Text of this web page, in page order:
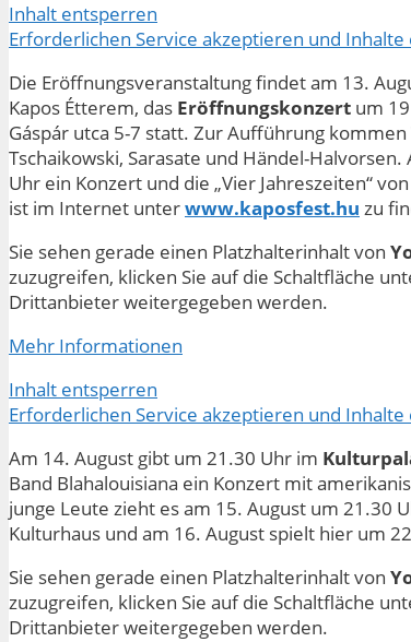
Inhalt entsperren
Erforderlichen Service akzeptieren und
Die Eröffnungsveranstaltung findet am 13.
Kapos Étterem, das Eröffnungskonzert um
Gáspár utca 5-7 statt. Zur Aufführung
Tschaikowski, Sarasate und Händel-
Uhr ein Konzert und die „Vier Jahreszeiten“
ist im Internet unterwww.kaposfest.hu zu
Sie sehen gerade einen Platzhalterinhalt von
zuzugreifen, klicken Sie auf die Schaltfläche
Drittanbieter weitergegeben werden.
Mehr Informationen
Inhalt entsperren
Erforderlichen Service akzeptieren und
Am 14. August gibt um 21.30 Uhr im
Band Blahalouisiana ein Konzert mit
junge Leute zieht es am 15. August um 21.30
Kulturhaus und am 16. August spielt hier um
Sie sehen gerade einen Platzhalterinhalt von
zuzugreifen, klicken Sie auf die Schaltfläche
Drittanbieter weitergegeben werden.